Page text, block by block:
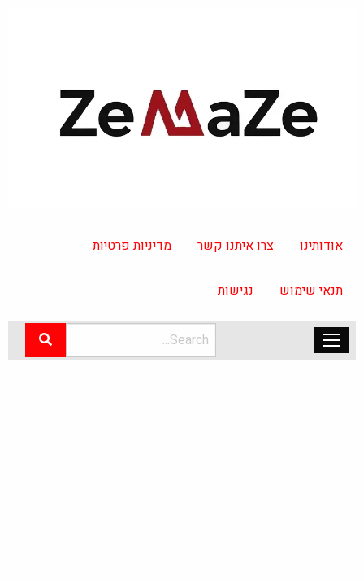
אודותינו צרו איתנו קשר מדיניות פרטיות
תנאי שימוש נגישות